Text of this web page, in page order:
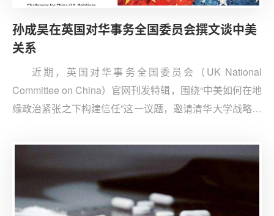
孙成昊在英国对华事务全国委员会撰文谈中美
关系
近期，英国对华事务全国委员会（UK National
Committee on China）官网刊发特辑，围绕“中美如何在地
缘政治紧张之下构建信任”这一议题，邀请清华大学战略与
教授约瑟夫·奈（Joseph Nye）撰文阐述各自观点。